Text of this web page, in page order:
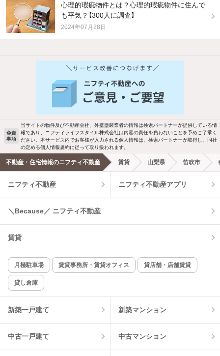
心理的瑕疵物件とは？心理的瑕疵物件に住んで
も平気？【300人に調査】
2024年07月28日
他の人はこんな条件で絞り込んでいます！
バス・トイレ別 2階以上
駐車場あり ペット相談
洗濯機置場あり 独立洗面台
エアコンあり 都市ガス
温水洗浄便座 オートロック
コンロ2口以上
新着のみ インターネット無料
該当件数:
9
免責
事項
当サイトの物件及び不動産会社、外壁塗装業者の情報は検索パートナーが提供している情
報であり、ニフティライフスタイル株式会社は内容の責任を負わないことを予めご了承く
ださい。本サービス内でお客様が入力される個人情報は、検索パートナーが取得し、同社
の定める個人情報規約に従って取り扱われます。
不動産・住宅情報のニフティ不動産 賃貸 山梨県 笛吹市
ニフティ不動産 ニフティ不動産アプリ
＼Because／ ニフティ不動産
賃貸
月極駐車場 賃貸事務所・賃貸オフィス 貸店舗・店舗賃貸
貸し倉庫
新築一戸建て 新築マンション
中古一戸建て 中古マンション